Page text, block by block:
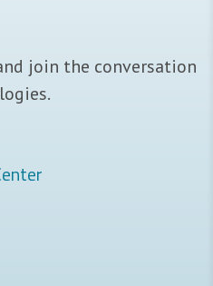
join the conversation